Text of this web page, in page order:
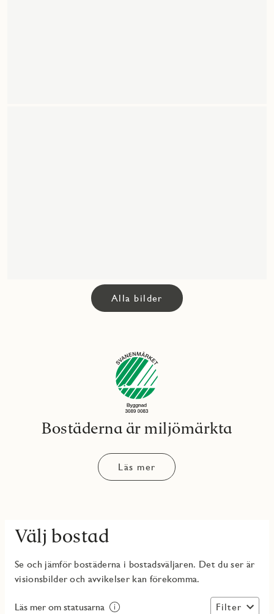
Alla bilder
Bostäderna är miljömärkta
Läs mer
Välj bostad
Se och jämför bostäderna i bostadsväljaren. Det du ser är
visionsbilder och avvikelser kan förekomma.
Läs mer om statusarna Filter